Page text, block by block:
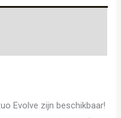
Evolve zijn beschikbaar!